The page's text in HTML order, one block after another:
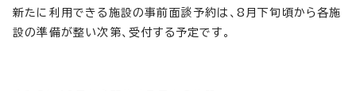
新たに利用できる施設の事前面談予約は、8月下旬頃から各施
設の準備が整い次第、受付する予定です。